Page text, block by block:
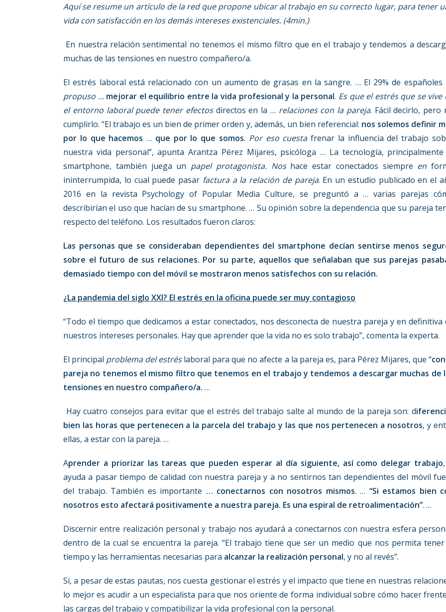
Aquí se resume un artículo de la red que propone ubicar al trabajo en su correcto lugar, para tener
vida con satisfacción en los demás intereses existenciales. (4min.)
En nuestra relación sentimental no tenemos el mismo filtro que en el trabajo y tendemos a
muchas de las tensiones en nuestro compañero/a.
El estrés laboral está relacionado con un aumento de grasas en la sangre. … El 29% de españoles
propuso …mejorar el equilibrio entre la vida profesional y la personal. Es que el estrés que se vive
el entorno laboral puede tener efectosdirectos en la … relaciones con la pareja. Fácil decirlo, pero
cumplirlo. “El trabajo es un bien de primer orden y, además, un bien referencial: nos solemos definir
por lo que hacemos … que por lo que somos. Por eso cuestafrenar la influencia del trabajo
nuestra vida personal”, apunta Arantza Pérez Mijares, psicóloga … La tecnología, principalmente
smartphone, también juega un papel protagonista. Noshace estar conectados siempre en
ininterrumpida, lo cual puede pasar factura a la relación de pareja. En un estudio publicado en el
2016 en la revista Psychology of Popular Media Culture, se preguntó a … varias parejas
describirían el uso que hacían de su smartphone. … Su opinión sobre la dependencia que su pareja
respecto del teléfono. Los resultados fueron claros:
Las personas que se consideraban dependientes del smartphone decían sentirse menos
sobre el futuro de sus relaciones. Por su parte, aquellos que señalaban que sus parejas
demasiado tiempo con del móvil se mostraron menos satisfechos con su relación.
¿La pandemia del siglo XXI? El estrés en la oficina puede ser muy contagioso
“Todo el tiempo que dedicamos a estar conectados, nos desconecta de nuestra pareja y en definitiva
nuestros intereses personales. Hay que aprender que la vida no es solo trabajo”, comenta la experta.
El principal problema del estréslaboral para que no afecte a la pareja es, para Pérez Mijares, que “
pareja no tenemos el mismo filtro que tenemos en el trabajo y tendemos a descargar muchas de
tensiones en nuestro compañero/a. …
Hay cuatro consejos para evitar que el estrés del trabajo salte al mundo de la pareja son: d
bien las horas que pertenecen a la parcela del trabajo y las que nos pertenecen a nosotros, y
ellas, a estar con la pareja. …
Aprender a priorizar las tareas que pueden esperar al día siguiente, así como delegar trabajo
ayuda a pasar tiempo de calidad con nuestra pareja y a no sentirnos tan dependientes del móvil
del trabajo. También es importante … conectarnos con nosotros mismos. … “Si estamos bien
nosotros esto afectará positivamente a nuestra pareja. Es una espiral de retroalimentación”. …
Discernir entre realización personal y trabajo nos ayudará a conectarnos con nuestra esfera
dentro de la cual se encuentra la pareja. “El trabajo tiene que ser un medio que nos permita
tiempo y las herramientas necesarias para alcanzar la realización personal, y no al revés”.
Si, a pesar de estas pautas, nos cuesta gestionar el estrés y el impacto que tiene en nuestras
lo mejor es acudir a un especialista para que nos oriente de forma individual sobre cómo hacer
las cargas del trabajo y compatibilizar la vida profesional con la personal.